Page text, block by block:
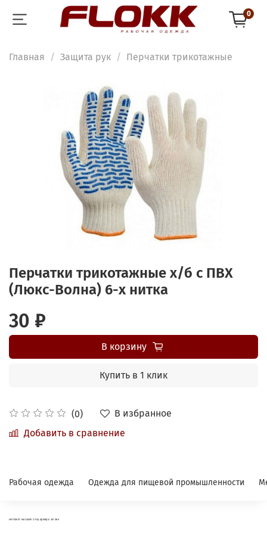
0
Главная Защита рук Перчатки трикотажные
Перчатки трикотажные х/б с ПВХ
(Люкс-Волна) 6-х нитка
(0)
В избранное
Добавить в сравнение
30 ₽
В корзину
Купить в 1 клик
Рабочая одежда Одежда для пищевой промышленности
ИНТЕРНЕТ-МАГАЗИН СПЕЦОДЕЖДЫ ФЛОКК